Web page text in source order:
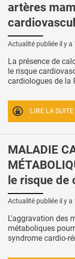
artères
Actualité publiée il y a
La présence de
le risque
cardiologues de la
LIRE LA SUITE
MALADIE
le risque de
Actualité publiée il y a
L'aggravation des
métaboliques
syndrome cardio-